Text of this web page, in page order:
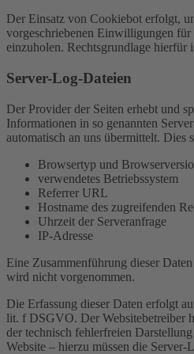
Der Einsatz von Cookiebot erfolgt,
vorgeschriebenen Einwilligungen
einzuholen. Rechtsgrundlage
Server-Log-Dateien
Der Provider der Seiten erhebt und
Informationen in so genannten
automatisch an uns übermittelt. Dies
Browsertyp und
verwendetes Betriebssystem
Referrer URL
Hostname des zugreifenden
Uhrzeit der Serveranfrage
IP-Adresse
Eine Zusammenführung dieser
wird nicht vorgenommen.
Die Erfassung dieser Daten erfolgt
lit. f DSGVO. Der Websitebetreiber
der technisch fehlerfreien
Website – hierzu müssen die Server-